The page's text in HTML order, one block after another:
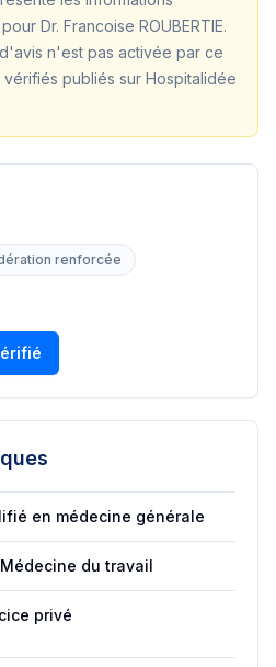
Dr. Francoise ROUBERTIE.
n'est pas activée par ce
vérifiés publiés sur Hospitalidée
renforcée
en médecine générale
Médecine du travail
privé